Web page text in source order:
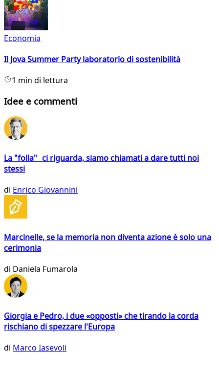
Economia
Il Jova Summer Party laboratorio di sostenibilità
1 min di lettura
Idee e commenti
La "folla" ci riguarda, siamo chiamati a dare tutti noi
stessi
di Enrico Giovannini
Marcinelle, se la memoria non diventa azione è solo una
cerimonia
di Daniela Fumarola
Giorgia e Pedro, i due «opposti» che tirando la corda
rischiano di spezzare l'Europa
di Marco Iasevoli